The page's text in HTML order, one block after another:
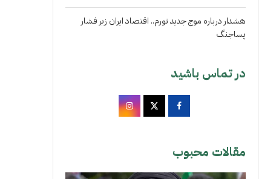
هشدار درباره موج جدید تورم.. اقتصاد ایران زیر فشار
پساجنگ
در تماس باشید
مقالات محبوب